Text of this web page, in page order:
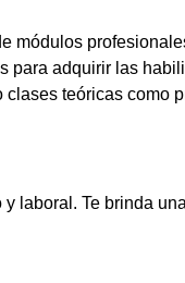
módulos
adquirir las
teóricas como
laboral. Te brinda